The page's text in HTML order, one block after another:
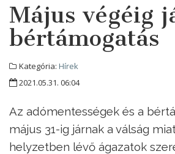
Május végéig
bértámogatás
Kategória: Hírek
2021.05.31. 06:04
Az adómentességek és a
május 31-ig járnak a válság
helyzetben lévő ágazatok